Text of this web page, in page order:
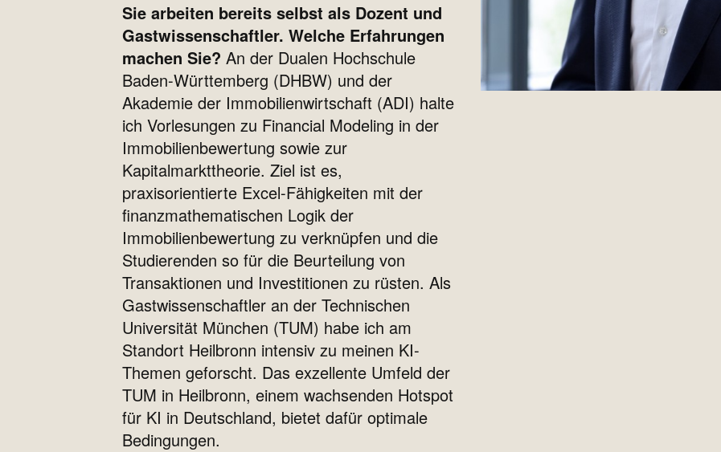
Sie arbeiten bereits selbst als Dozent und
Gastwissenschaftler. Welche Erfahrungen
machen Sie? An der Dualen Hochschule
Baden-Württemberg (DHBW) und der
Akademie der Immobilienwirtschaft (ADI) halte
ich Vorlesungen zu Financial Modeling in der
Immobilienbewertung sowie zur
Kapitalmarkttheorie. Ziel ist es,
praxisorientierte Excel-Fähigkeiten mit der
finanzmathematischen Logik der
Immobilienbewertung zu verknüpfen und die
Studierenden so für die Beurteilung von
Transaktionen und Investitionen zu rüsten. Als
Gastwissenschaftler an der Technischen
Universität München (TUM) habe ich am
Standort Heilbronn intensiv zu meinen KI-
Themen geforscht. Das exzellente Umfeld der
TUM in Heilbronn, einem wachsenden Hotspot
für KI in Deutschland, bietet dafür optimale
Bedingungen.